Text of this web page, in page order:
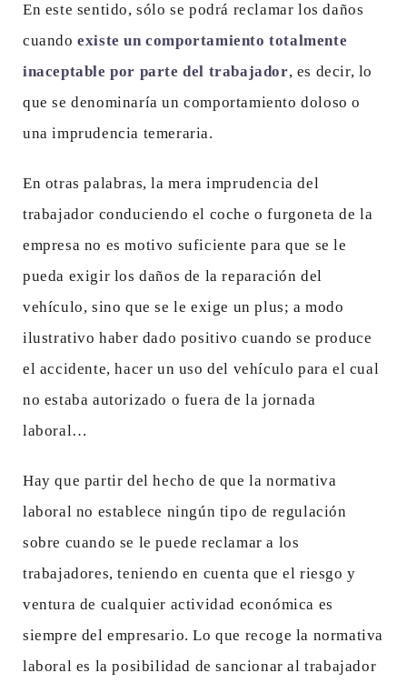
En este sentido, sólo se podrá reclamar los daños
cuandoexiste un comportamiento totalmente
inaceptable por parte del trabajador, es decir, lo
que se denominaría un comportamiento doloso o
una imprudencia temeraria.
En otras palabras, la mera imprudencia del
trabajador conduciendo el coche o furgoneta de la
empresa no es motivo suficiente para que se le
pueda exigir los daños de la reparación del
vehículo, sino que se le exige un plus; a modo
ilustrativo haber dado positivo cuando se produce
el accidente, hacer un uso del vehículo para el cual
no estaba autorizado o fuera de la jornada
laboral…
Hay que partir del hecho de que la normativa
laboral no establece ningún tipo de regulación
sobre cuando se le puede reclamar a los
trabajadores, teniendo en cuenta que el riesgo y
ventura de cualquier actividad económica es
siempre del empresario. Lo que recoge la normativa
laboral es la posibilidad de sancionar al trabajador